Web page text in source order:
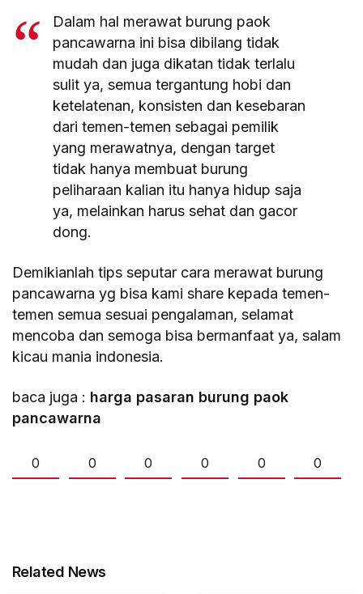
Dalam hal merawat burung paok
pancawarna ini bisa dibilang tidak
mudah dan juga dikatan tidak terlalu
sulit ya, semua tergantung hobi dan
ketelatenan, konsisten dan kesebaran
dari temen-temen sebagai pemilik
yang merawatnya, dengan target
tidak hanya membuat burung
peliharaan kalian itu hanya hidup saja
ya, melainkan harus sehat dan gacor
dong.
Demikianlah tips seputar cara merawat burung
pancawarna yg bisa kami share kepada temen-
temen semua sesuai pengalaman, selamat
mencoba dan semoga bisa bermanfaat ya, salam
kicau mania indonesia.
baca juga : harga pasaran burung paok
pancawarna
0 0 0 0 0 0
Related News